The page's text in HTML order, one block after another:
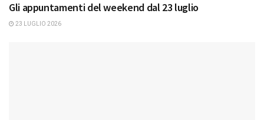
Gli appuntamenti del weekend dal 23 luglio
23 LUGLIO 2026